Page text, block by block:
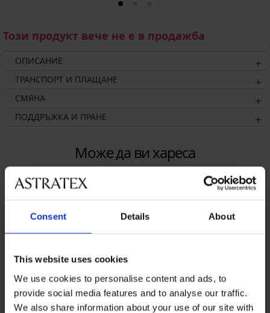
Consent Details About
This website uses cookies
We use cookies to personalise content and ads, to
provide social media features and to analyse our traffic.
We also share information about your use of our site with
Този продукт вече не е в продажба
ОПИСАНИЕ
ТРАНСПОРТ И ПЛАЩАНЕ
СМЯНА
ПОДДРЪЖКА И ПРАНЕ
Може да ви хареса